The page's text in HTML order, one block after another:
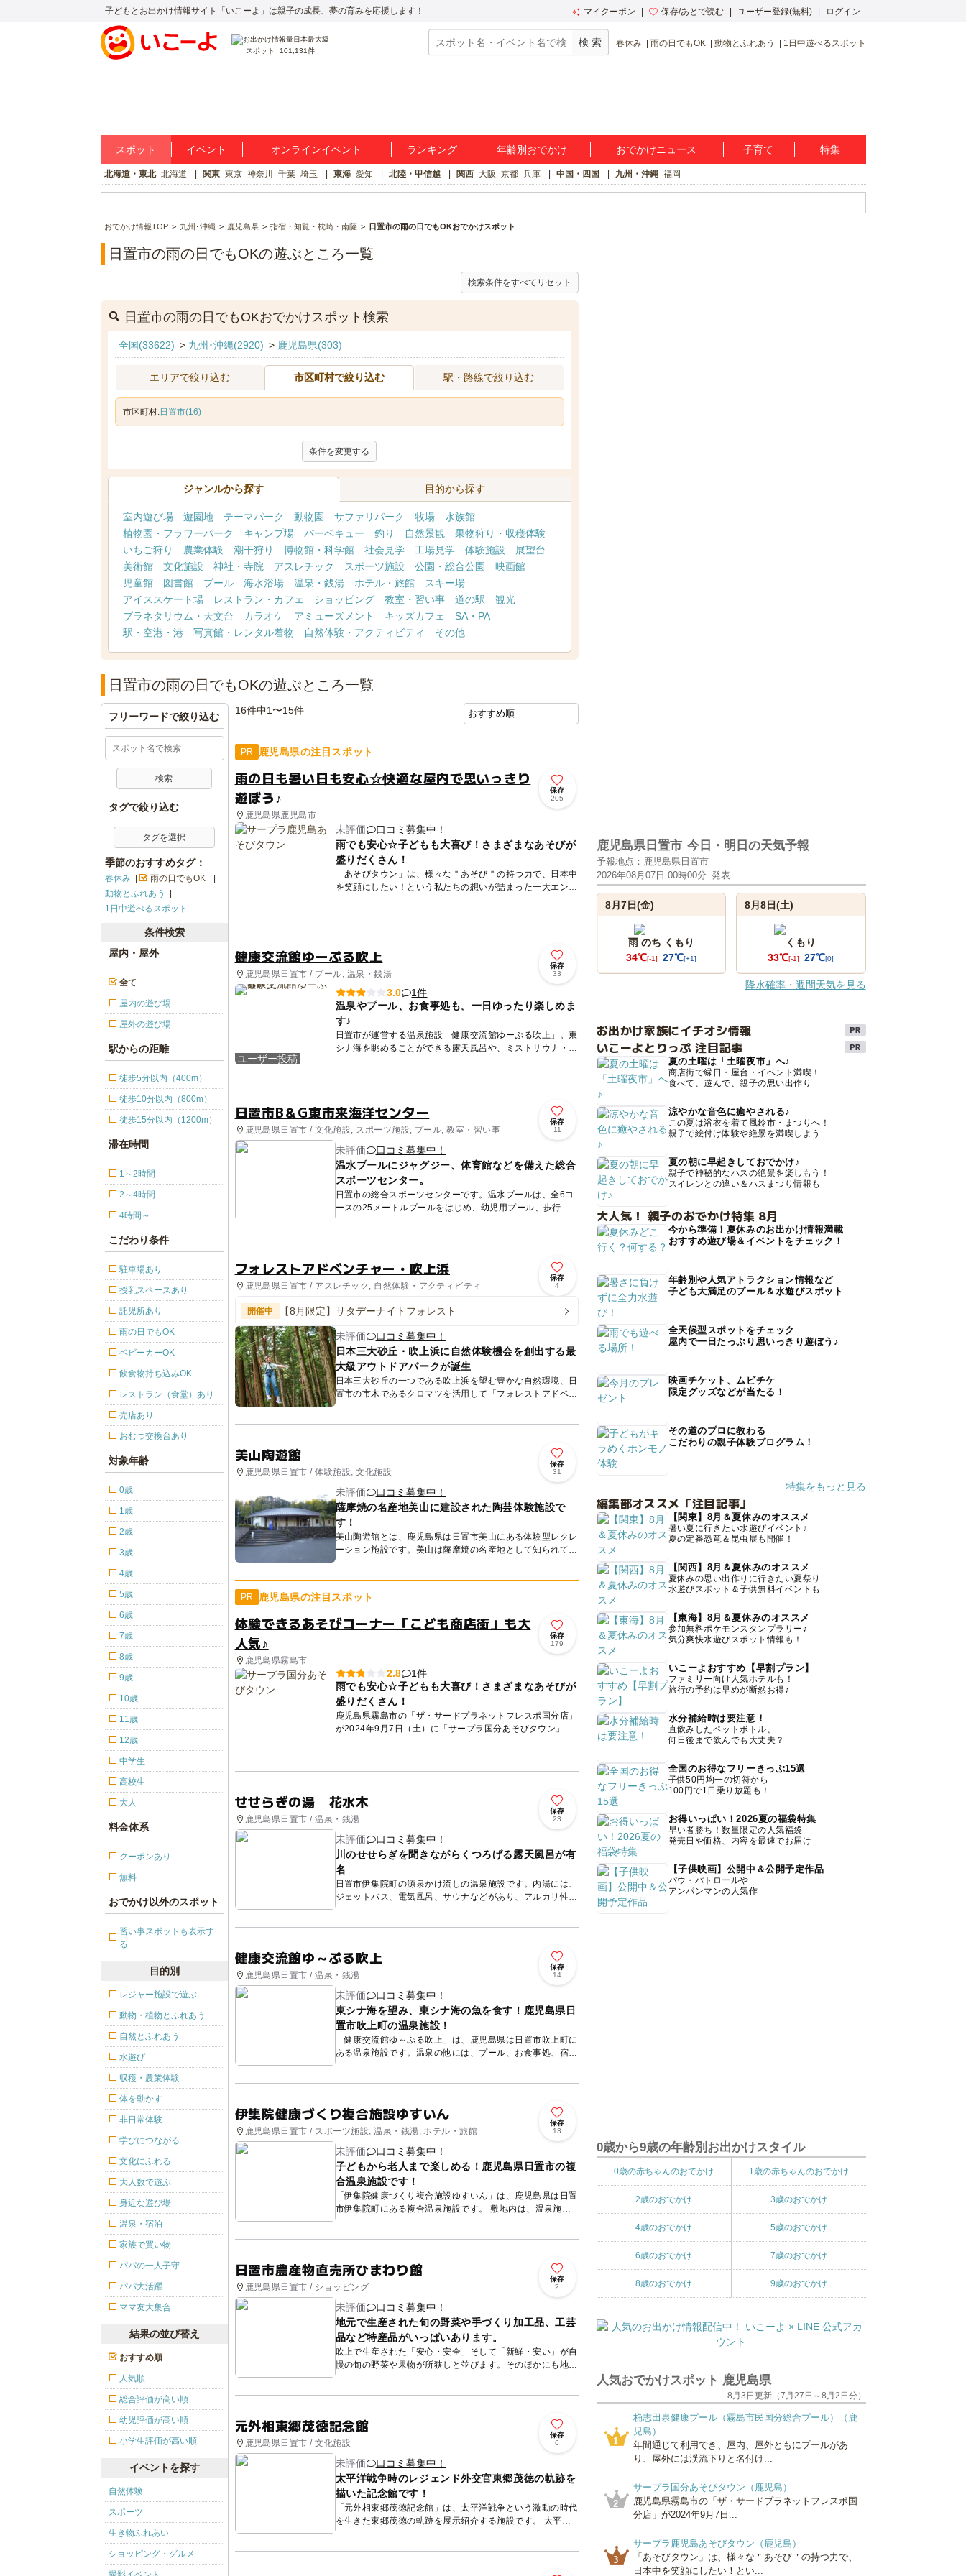
子どもとお出かけ情報サイト「いこーよ」は親子の成長、夢の育みを応援します！ マイクーポン 保存/あとで読む ユーザー登録(無料) ログイン
スポット 101,131件
春休み 雨の日でもOK 動物とふれあう 1日中遊べるスポット
スポット イベント オンラインイベント ランキング 年齢別おでかけ おでかけニュース 子育て 特集
北海道・東北 北海道 関東 東京 神奈川 千葉 埼玉 東海 愛知 北陸・甲信越 関西 大阪 京都 兵庫 中国・四国 九州・沖縄 福岡
おでかけ情報TOP 九州･沖縄 鹿児島県 指宿・知覧・枕崎・南薩 日置市の雨の日でもOKおでかけスポット
日置市の雨の日でもOKの遊ぶところ一覧
検索条件をすべてリセット
日置市の雨の日でもOKおでかけスポット検索
全国(33622) > 九州･沖縄(2920) > 鹿児島県(303)
エリアで絞り込む 市区町村で絞り込む 駅・路線で絞り込む
市区町村:日置市(16)
条件を変更する
ジャンルから探す 目的から探す
室内遊び場 遊園地 テーマパーク 動物園 サファリパーク 牧場
水族館
植物園・フラワーパーク
キャンプ場 バーベキュー 釣り 自然景観
果物狩り・収穫体験
いちご狩り
農業体験 潮干狩り 博物館・科学館 社会見学 工場見学 体験施設
展望台
美術館
文化施設 神社・寺院 アスレチック スポーツ施設 公園・総合公園
映画館
児童館
図書館 プール 海水浴場 温泉・銭湯 ホテル・旅館
スキー場
アイススケート場
レストラン・カフェ ショッピング 教室・習い事 道の駅
観光
プラネタリウム・天文台
カラオケ アミューズメント キッズカフェ
SA・PA
駅・空港・港
写真館・レンタル着物 自然体験・アクティビティ その他
日置市の雨の日でもOKの遊ぶところ一覧
16件中1〜15件
PR 鹿児島県の注目スポット
雨の日も暑い日も安心☆快適な屋内で思いっきり
遊ぼう♪
鹿児島県鹿児島市
保存
205
未評価
口コミ募集中！
雨でも安心☆子どもも大喜び！さまざまなあそびが
盛りだくさん！
「あそびタウン」は、様々な＂あそび＂の持つ力で、日本中
を笑顔にしたい！という私たちの想いが詰まった一大エンタ
健康交流館ゆーぷる吹上
鹿児島県日置市 / プール, 温泉・銭湯
保存
33
ユーザー投稿
3.0
1件
温泉やプール、お食事処も。一日ゆったり楽しめま
す♪
日置市が運営する温泉施設「健康交流館ゆーぷる吹上」。東
シナ海を眺めることができる露天風呂や、ミストサウナ・薬
日置市B＆G東市来海洋センター
鹿児島県日置市 / 文化施設, スポーツ施設, プール, 教室・習い事
保存
11
未評価
口コミ募集中！
温水プールにジャグジー、体育館などを備えた総合
スポーツセンター。
日置市の総合スポーツセンターです。温水プールは、全6コ
ースの25メートルプールをはじめ、幼児用プール、歩行プ
ールにジャグジーも完備。幼児から小学生のスクールも開催
フォレストアドベンチャー・吹上浜
鹿児島県日置市 / アスレチック, 自然体験・アクティビティ
保存
4
開催中 【8月限定】サタデーナイトフォレスト
未評価
口コミ募集中！
日本三大砂丘・吹上浜に自然体験機会を創出する最
大級アウトドアパークが誕生
日本三大砂丘の一つである吹上浜を望む豊かな自然環境、日
置市の市木であるクロマツを活用して「フォレストアドベン
チャー・吹上浜」が2025年3月15日にオープンしました。
美山陶遊館
鹿児島県日置市 / 体験施設, 文化施設
保存
31
未評価
口コミ募集中！
薩摩焼の名産地美山に建設された陶芸体験施設で
す！
美山陶遊館とは、鹿児島県は日置市美山にある体験型レクレ
ーション施設です。美山は薩摩焼の名産地として知られてい
ます。 この施設では陶芸体験をすることができ、年間
PR 鹿児島県の注目スポット
体験できるあそびコーナー「こども商店街」も大
人気♪
鹿児島県霧島市
保存
179
2.8
1件
雨でも安心☆子どもも大喜び！さまざまなあそびが
盛りだくさん！
鹿児島県霧島市の「ザ・サードプラネットフレスポ国分店」
が2024年9月7日（土）に「サープラ国分あそびタウン」と
せせらぎの湯 花水木
鹿児島県日置市 / 温泉・銭湯
保存
23
未評価
口コミ募集中！
川のせせらぎを聞きながらくつろげる露天風呂が有
名
日置市伊集院町の源泉かけ流しの温泉施設です。内湯には、
ジェットバス、電気風呂、サウナなどがあり、アルカリ性単
純温泉のさらりとしたお湯が楽しめます。また特徴的なのが
健康交流館ゆ～ぷる吹上
鹿児島県日置市 / 温泉・銭湯
保存
14
未評価
口コミ募集中！
東シナ海を望み、東シナ海の魚を食す！鹿児島県日
置市吹上町の温泉施設！
「健康交流館ゆ～ぷる吹上」は、鹿児島県は日置市吹上町に
ある温泉施設です。温泉の他には、プール、お食事処、宿泊
施設が設けられています。 この施設は東シナ海に面してお
伊集院健康づくり複合施設ゆすいん
鹿児島県日置市 / スポーツ施設, 温泉・銭湯, ホテル・旅館
保存
13
未評価
口コミ募集中！
子どもから老人まで楽しめる！鹿児島県日置市の複
合温泉施設です！
「伊集院健康づくり複合施設ゆすいん」は、鹿児島県は日置
市伊集院町にある複合温泉施設です。 敷地内は、温泉施
設・トレーニング施設・研修施設・宿泊施設・工芸施設・テ
日置市農産物直売所ひまわり館
鹿児島県日置市 / ショッピング
保存
2
未評価
口コミ募集中！
地元で生産された旬の野菜や手づくり加工品、工芸
品など特産品がいっぱいあります。
吹上で生産された「安心・安全」そして「新鮮・安い」が自
慢の旬の野菜や果物が所狭しと並びます。そのほかにも地元
の漁協で水揚げされた魚や魚を使った手作り加工品、工芸品
元外相東郷茂徳記念館
鹿児島県日置市 / 文化施設
保存
6
未評価
口コミ募集中！
太平洋戦争時のレジェンド外交官東郷茂徳の軌跡を
描いた記念館です！
「元外相東郷茂徳記念館」は、太平洋戦争という激動の時代
を生きた東郷茂徳の軌跡を展示紹介する施設です。 太平洋
戦争の開戦から終戦まで外務大臣を務めあげた伝説の外交官
フリーワードで絞り込む
タグで絞り込む
タグを選択
季節のおすすめタグ：
春休み
雨の日でもOK
動物とふれあう
1日中遊べるスポット
条件検索
屋内・屋外
全て
屋内の遊び場
屋外の遊び場
駅からの距離
徒歩5分以内（400m）
徒歩10分以内（800m）
徒歩15分以内（1200m）
滞在時間
1～2時間
2～4時間
4時間～
こだわり条件
駐車場あり
授乳スペースあり
託児所あり
雨の日でもOK
ベビーカーOK
飲食物持ち込みOK
レストラン（食堂）あり
売店あり
おむつ交換台あり
対象年齢
0歳
1歳
2歳
3歳
4歳
5歳
6歳
7歳
8歳
9歳
10歳
11歳
12歳
中学生
高校生
大人
料金体系
クーポンあり
無料
おでかけ以外のスポット
習い事スポットも表示す
る
目的別
レジャー施設で遊ぶ
動物・植物とふれあう
自然とふれあう
水遊び
収穫・農業体験
体を動かす
非日常体験
学びにつながる
文化にふれる
大人数で遊ぶ
身近な遊び場
温泉・宿泊
家族で買い物
パパの一人子守
パパ大活躍
ママ友大集合
結果の並び替え
おすすめ順
人気順
総合評価が高い順
幼児評価が高い順
小学生評価が高い順
イベントを探す
自然体験
スポーツ
生き物ふれあい
ショッピング・グルメ
鹿児島県日置市 今日・明日の天気予報
予報地点：鹿児島県日置市
2026年08月07日 00時00分 発表
8月7日(金)
雨 のち くもり
34℃[-1] 27℃[+1]
8月8日(土)
くもり
33℃[-1] 27℃[0]
降水確率・週間天気を見る
お出かけ家族にイチオシ情報
いこーよとりっぷ 注目記事
夏の土曜は「土曜夜市」へ♪
商店街で縁日・屋台・イベント満喫！
食べて、遊んで、親子の思い出作り
涼やかな音色に癒やされる♪
この夏は浴衣を着て風鈴市・まつりへ！
親子で絵付け体験や絶景を満喫しよう
夏の朝に早起きしておでかけ♪
親子で神秘的なハスの絶景を楽しもう！
スイレンとの違い＆ハスまつり情報も
大人気！ 親子のおでかけ特集 8月
今から準備！夏休みのお出かけ情報満載
おすすめ遊び場＆イベントをチェック！
年齢別や人気アトラクション情報など
子ども大満足のプール＆水遊びスポット
全天候型スポットをチェック
屋内で一日たっぷり思いっきり遊ぼう♪
映画チケット、ムビチケ
限定グッズなどが当たる！
その道のプロに教わる
こだわりの親子体験プログラム！
特集をもっと見る
編集部オススメ「注目記事」
【関東】8月＆夏休みのオススメ
暑い夏に行きたい水遊びイベント♪
夏の定番恐竜＆昆虫展も開催！
【関西】8月＆夏休みのオススメ
夏休みの思い出作りに行きたい夏祭り
水遊びスポット＆子供無料イベントも
【東海】8月＆夏休みのオススメ
参加無料ポケモンスタンプラリー♪
気分爽快水遊びスポット情報も！
いこーよおすすめ【早割プラン】
ファミリー向け人気ホテルも！
旅行の予約は早めが断然お得♪
水分補給時は要注意！
直飲みしたペットボトル、
何日後まで飲んでも大丈夫？
全国のお得なフリーきっぷ15選
子供50円均一の切符から
100円で1日乗り放題も！
お得いっぱい！2026夏の福袋特集
早い者勝ち！数量限定の人気福袋
発売日や価格、内容を最速でお届け
【子供映画】公開中＆公開予定作品
パウ・パトロールや
アンパンマンの人気作
0歳から9歳の年齢別お出かけスタイル
0歳の赤ちゃんのおでかけ 1歳の赤ちゃんのおでかけ
2歳のおでかけ 3歳のおでかけ
4歳のおでかけ 5歳のおでかけ
6歳のおでかけ 7歳のおでかけ
8歳のおでかけ 9歳のおでかけ
人気おでかけスポット 鹿児島県
8月3日更新（7月27日～8月2日分）
1
桷志田泉健康プール（霧島市民国分総合プール）（鹿
児島）
年間通じて利用でき、屋内、屋外ともにプールがあ
り、屋外には渓流下りと名付け...
2
サープラ国分あそびタウン（鹿児島）
鹿児島県霧島市の「ザ・サードプラネットフレスポ国
分店」が2024年9月7日...
3
サープラ鹿児島あそびタウン（鹿児島）
「あそびタウン」は、様々な＂あそび＂の持つ力で、
日本中を笑顔にしたい！とい...